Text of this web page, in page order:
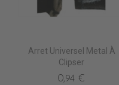
Arret Universel Metal À
Clipser
0,94 €